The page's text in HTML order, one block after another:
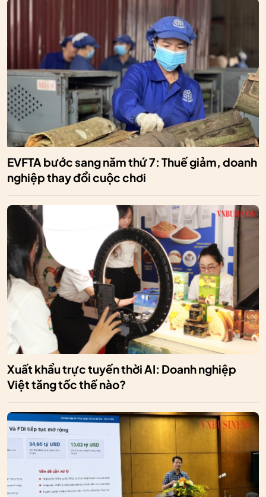
EVFTA bước sang năm thứ 7: Thuế giảm, doanh
nghiệp thay đổi cuộc chơi
Xuất khẩu trực tuyến thời AI: Doanh nghiệp
Việt tăng tốc thế nào?